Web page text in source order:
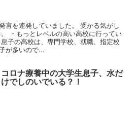
言を連発していました。 受かる気がし
・もっとレベルの高い高校に行ってい
子の高校は、専門学校、就職、指定校
が多いので...
コロナ療養中の大学生息子、水だ
けでしのいでいる？！